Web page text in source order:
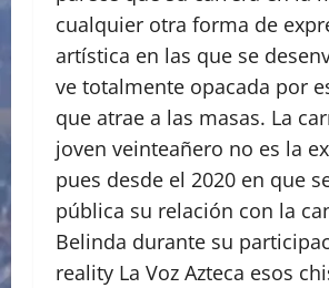
cualquier otra forma de
artística en las que se
ve totalmente opacada por
que atrae a las masas. La
joven veinteañero no es la
pues desde el 2020 en que
pública su relación con la
Belinda durante su
reality La Voz Azteca esos